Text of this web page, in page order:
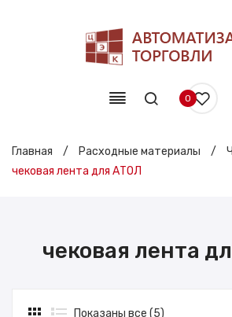
0
Главная / Расходные материалы /
чековая лента для АТОЛ
чековая лента
Показаны все (5)